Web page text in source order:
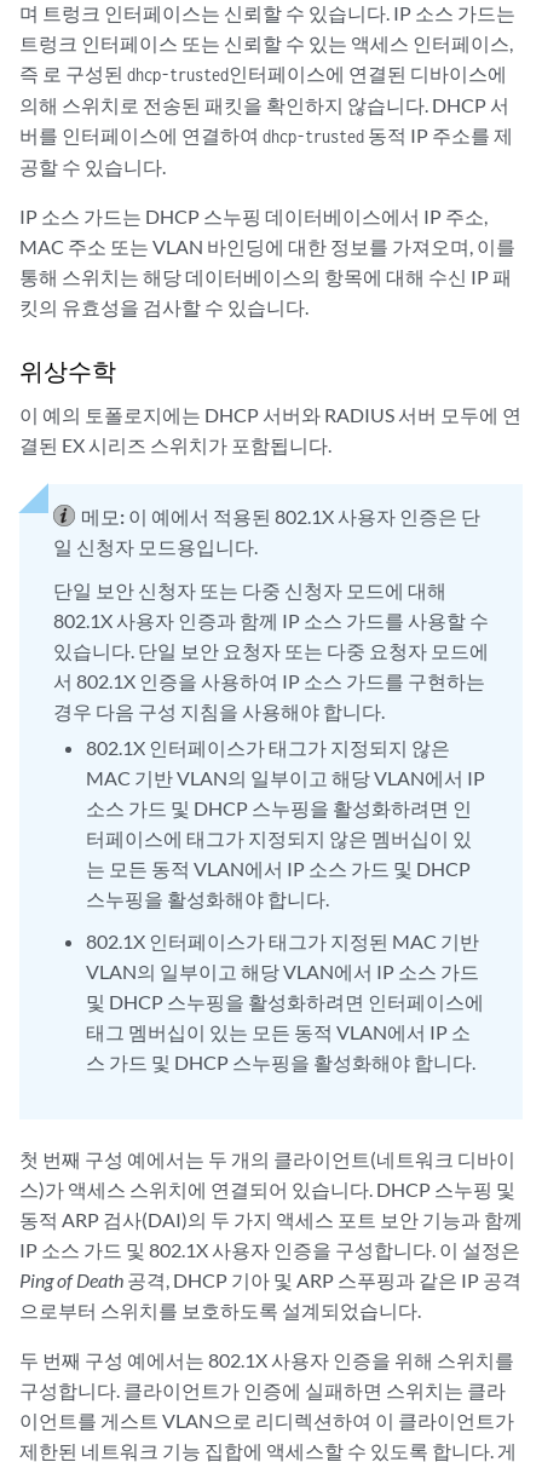
며 트렁크 인터페이스는 신뢰할 수 있습니다. IP 소스 가드는
트렁크 인터페이스 또는 신뢰할 수 있는 액세스 인터페이스,
즉 로 구성된 dhcp-trusted인터페이스에 연결된 디바이스에
의해 스위치로 전송된 패킷을 확인하지 않습니다. DHCP 서
버를 인터페이스에 연결하여 dhcp-trusted 동적 IP 주소를 제
공할 수 있습니다.
IP 소스 가드는 DHCP 스누핑 데이터베이스에서 IP 주소,
MAC 주소 또는 VLAN 바인딩에 대한 정보를 가져오며, 이를
통해 스위치는 해당 데이터베이스의 항목에 대해 수신 IP 패
킷의 유효성을 검사할 수 있습니다.
위상수학
이 예의 토폴로지에는 DHCP 서버와 RADIUS 서버 모두에 연
결된 EX 시리즈 스위치가 포함됩니다.
메모: 이 예에서 적용된 802.1X 사용자 인증은 단
일 신청자 모드용입니다.
단일 보안 신청자 또는 다중 신청자 모드에 대해
802.1X 사용자 인증과 함께 IP 소스 가드를 사용할 수
있습니다. 단일 보안 요청자 또는 다중 요청자 모드에
서 802.1X 인증을 사용하여 IP 소스 가드를 구현하는
경우 다음 구성 지침을 사용해야 합니다.
802.1X 인터페이스가 태그가 지정되지 않은
MAC 기반 VLAN의 일부이고 해당 VLAN에서 IP
소스 가드 및 DHCP 스누핑을 활성화하려면 인
터페이스에 태그가 지정되지 않은 멤버십이 있
는 모든 동적 VLAN에서 IP 소스 가드 및 DHCP
스누핑을 활성화해야 합니다.
802.1X 인터페이스가 태그가 지정된 MAC 기반
VLAN의 일부이고 해당 VLAN에서 IP 소스 가드
및 DHCP 스누핑을 활성화하려면 인터페이스에
태그 멤버십이 있는 모든 동적 VLAN에서 IP 소
스 가드 및 DHCP 스누핑을 활성화해야 합니다.
첫 번째 구성 예에서는 두 개의 클라이언트(네트워크 디바이
스)가 액세스 스위치에 연결되어 있습니다. DHCP 스누핑 및
동적 ARP 검사(DAI)의 두 가지 액세스 포트 보안 기능과 함께
IP 소스 가드 및 802.1X 사용자 인증을 구성합니다. 이 설정은
Ping of Death 공격, DHCP 기아 및 ARP 스푸핑과 같은 IP 공격
으로부터 스위치를 보호하도록 설계되었습니다.
두 번째 구성 예에서는 802.1X 사용자 인증을 위해 스위치를
구성합니다. 클라이언트가 인증에 실패하면 스위치는 클라
이언트를 게스트 VLAN으로 리디렉션하여 이 클라이언트가
제한된 네트워크 기능 집합에 액세스할 수 있도록 합니다. 게